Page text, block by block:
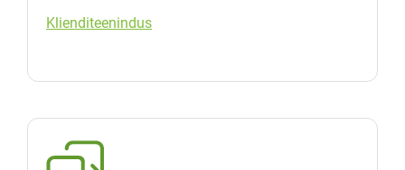
Klienditeenindus